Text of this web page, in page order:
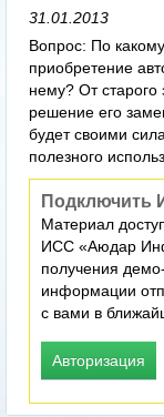
31.01.2013
Вопрос: По
приобретение
нему? От
решение его
будет своими
полезного
Материал
ИСС «Аюдар
получения
информации
с вами в
Авторизация